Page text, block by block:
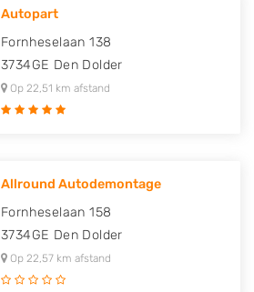
Autopart
Fornheselaan 138
3734GE Den Dolder
Op 22,51 km afstand
Allround Autodemontage
Fornheselaan 158
3734GE Den Dolder
Op 22,57 km afstand